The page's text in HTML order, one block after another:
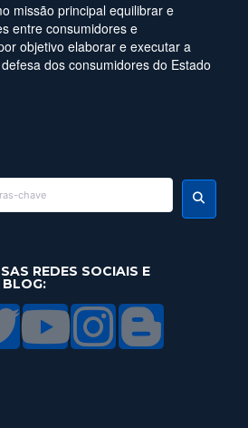
missão principal equilibrar e
entre consumidores e
objetivo elaborar e executar a
dos consumidores do Estado
REDES SOCIAIS E